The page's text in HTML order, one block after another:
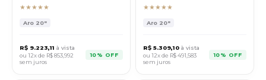
★★★★★
Aro 20"
R$ 9.223,11 à vista
ou 12x de R$853,992
sem juros
10% OFF
★★★★★
Aro 20"
R$ 5.309,10 à vista
ou 12x de R$491,583
sem juros
10% OFF